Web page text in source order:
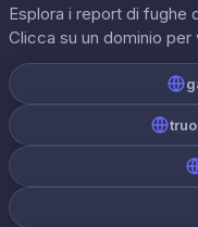
Esplora i report di fughe
Clicca su un dominio